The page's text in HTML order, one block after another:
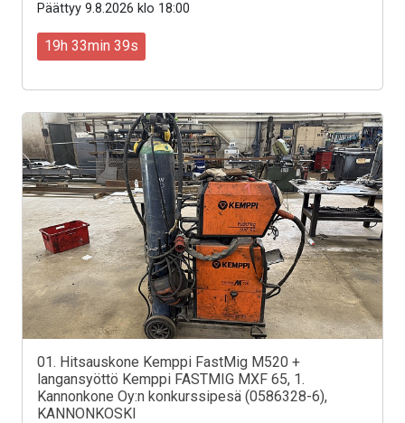
Päättyy 9.8.2026 klo 18:00
19h 33min 37s
01. Hitsauskone Kemppi FastMig M520 +
langansyöttö Kemppi FASTMIG MXF 65, 1.
Kannonkone Oy:n konkurssipesä (0586328-6),
KANNONKOSKI